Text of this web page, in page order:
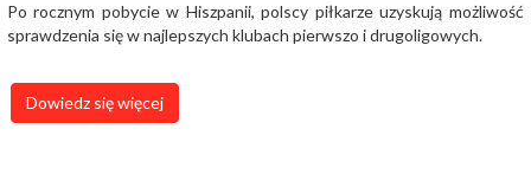
Po rocznym pobycie w Hiszpanii, polscy piłkarze uzyskują możliwość
sprawdzenia się w najlepszych klubach pierwszo i drugoligowych.
Dowiedz się więcej